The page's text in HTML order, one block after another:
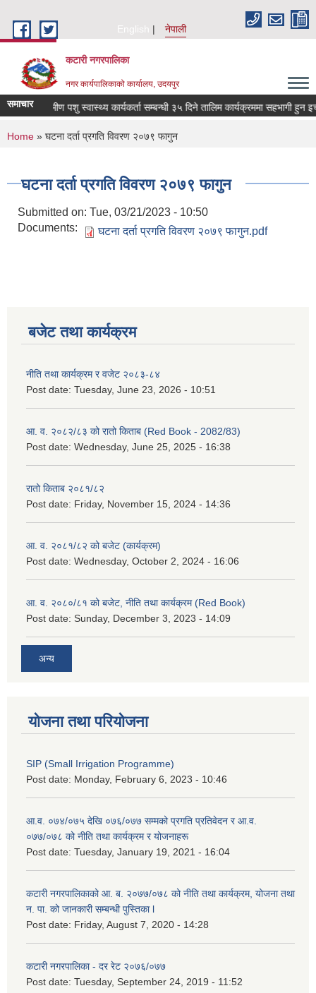
English
नेपाली
कटारी नगरपालिका
नगर कार्यपालिकाको कार्यालय, उदयपुर
समाचारग्रामीण पशु स्वास्थ्य कार्यकर्ता सम्बन्धी ३५ दिने तालिम कार्यक्रममा सहभागी हुन
You are here
Home » घटना दर्ता प्रगति विवरण २०७९ फागुन
घटना दर्ता प्रगति विवरण २०७९ फागुन
Submitted on: Tue, 03/21/2023 - 10:50
Documents:
घटना दर्ता प्रगति विवरण २०७९ फागुन.pdf
बजेट तथा कार्यक्रम
नीति तथा कार्यक्रम र वजेट २०८३-८४
Post date: Tuesday, June 23, 2026 - 10:51
आ. व. २०८२/८३ को रातो किताब (Red Book - 2082/83)
Post date: Wednesday, June 25, 2025 - 16:38
रातो किताब २०८१/८२
Post date: Friday, November 15, 2024 - 14:36
आ. व. २०८१/८२ को बजेट (कार्यक्रम)
Post date: Wednesday, October 2, 2024 - 16:06
आ. व. २०८०/८१ को बजेट, नीति तथा कार्यक्रम (Red Book)
Post date: Sunday, December 3, 2023 - 14:09
अन्य
योजना तथा परियोजना
SIP (Small Irrigation Programme)
Post date: Monday, February 6, 2023 - 10:46
आ.व. ०७४/०७५ देखि ०७६/०७७ सम्मको प्रगति प्रतिवेदन र आ.व.
०७७/०७८ को नीति तथा कार्यक्रम र योजनाहरू
Post date: Tuesday, January 19, 2021 - 16:04
कटारी नगरपालिकाको आ. ब. २०७७/०७८ को नीति तथा कार्यक्रम, योजना तथा
न. पा. को जानकारी सम्बन्धी पुस्तिका l
Post date: Friday, August 7, 2020 - 14:28
कटारी नगरपालिका - दर रेट २०७६/०७७
Post date: Tuesday, September 24, 2019 - 11:52